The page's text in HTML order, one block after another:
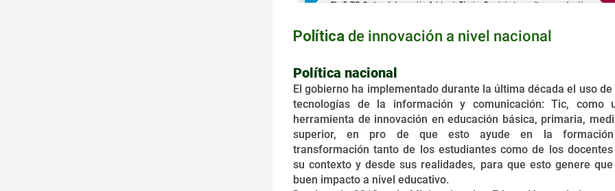
Política de innovación a nivel nacional
Política nacional
El gobierno ha implementado durante la última década el uso de
tecnologías de la información y comunicación: Tic, como
herramienta de innovación en educación básica, primaria,
superior, en pro de que esto ayude en la
transformación tanto de los estudiantes como de los
su contexto y desde sus realidades, para que esto genere
buen impacto a nivel educativo.